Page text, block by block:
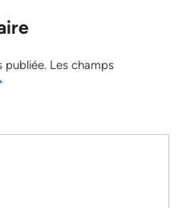
publiée. Les champs